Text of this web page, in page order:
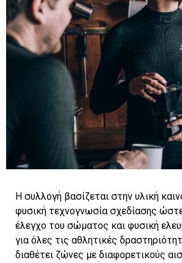
Η συλλογή βασίζεται στην υλική
φυσική τεχνογνωσία σχεδίασης
έλεγχο του σώματος και φυσική
για όλες τις αθλητικές
διαθέτει ζώνες με διαφορετικούς